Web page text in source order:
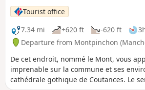
Tourist office
7.34 mi
+620 ft -620 ft
Departure from Montpinchon
De cet endroit, nommé le Mont, vous
imprenable sur la commune et ses
cathédrale gothique de Coutances. Le